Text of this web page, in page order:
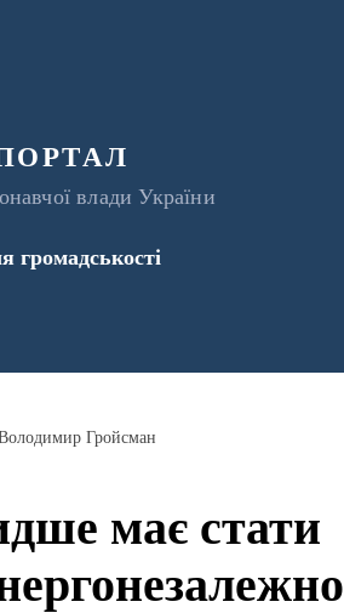
влади України
громадськості
Гройсман
має стати